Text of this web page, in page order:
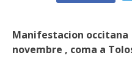
Manifestacion occitana
novembre , coma a